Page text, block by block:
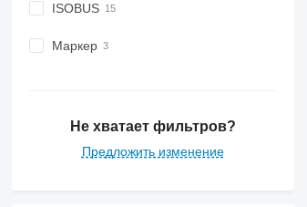
ISOBUS
Маркер
Не хватает фильтров?
Предложить изменение